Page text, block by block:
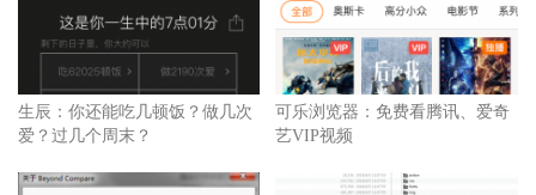
生辰：你还能吃几顿饭？做几次
爱？过几个周末？
可乐浏览器：免费看腾讯、爱奇
艺VIP视频